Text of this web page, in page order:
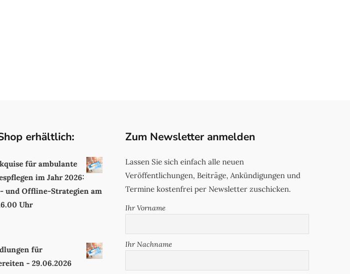
erhältlich:
für ambulante
im Jahr 2026:
und Offline-Strategien am
Uhr
für
- 29.06.2026
Zum Newsletter anmelden
Lassen Sie sich einfach alle neuen
Veröffentlichungen, Beiträge, Ankündigungen und
Termine kostenfrei per Newsletter zuschicken.
Ihr Vorname
Ihr Nachname